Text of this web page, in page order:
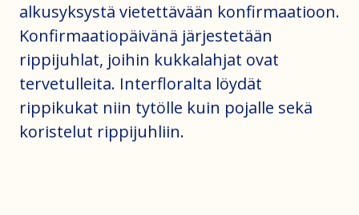
alkusyksystä vietettävään konfirmaatioon.
Konfirmaatiopäivänä järjestetään
rippijuhlat, joihin kukkalahjat ovat
tervetulleita. Interfloralta löydät
rippikukat niin tytölle kuin pojalle sekä
koristelut rippijuhliin.